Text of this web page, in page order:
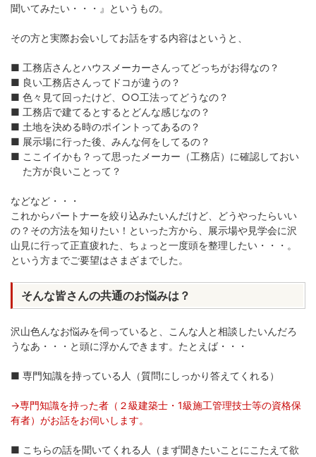
聞いてみたい・・・』というもの。
その方と実際お会いしてお話をする内容はというと、
工務店さんとハウスメーカーさんってどっちがお得なの？
良い工務店さんってドコが違うの？
色々見て回ったけど、○○工法ってどうなの？
工務店で建てるとするとどんな感じなの？
土地を決める時のポイントってあるの？
展示場に行った後、みんな何をしてるの？
ここイイかも？って思ったメーカー（工務店）に確認しておい
た方が良いことって？
などなど・・・
これからパートナーを絞り込みたいんだけど、どうやったらいい
の？その方法を知りたい！といった方から、展示場や見学会に沢
山見に行って正直疲れた、ちょっと一度頭を整理したい・・・。
という方までご要望はさまざまでした。
そんな皆さんの共通のお悩みは？
沢山色んなお悩みを伺っていると、こんな人と相談したいんだろ
うなあ・・・と頭に浮かんできます。たとえば・・・
専門知識を持っている人（質問にしっかり答えてくれる）
→専門知識を持った者（２級建築士・1級施工管理技士等の資格保
有者）がお話をお伺いします。
こちらの話を聞いてくれる人（まず聞きたいことにこたえて欲